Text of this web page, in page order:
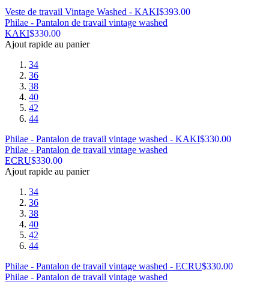
Veste de travail Vintage Washed - KAKI$393.00
Philae - Pantalon de travail vintage washed
KAKI$330.00
Ajout rapide au panier
34
36
38
40
42
44
Philae - Pantalon de travail vintage washed - KAKI$330.00
Philae - Pantalon de travail vintage washed
ECRU$330.00
Ajout rapide au panier
34
36
38
40
42
44
Philae - Pantalon de travail vintage washed - ECRU$330.00
Philae - Pantalon de travail vintage washed